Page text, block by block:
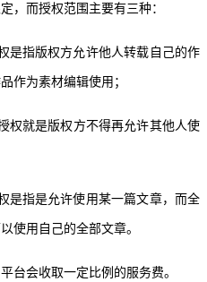
，而授权范围主要有三种：
是指版权方允许他人转载自己的作
作为素材编辑使用；
权就是版权方不得再允许其他人使
是指是允许使用某一篇文章，而全
使用自己的全部文章。
台会收取一定比例的服务费。